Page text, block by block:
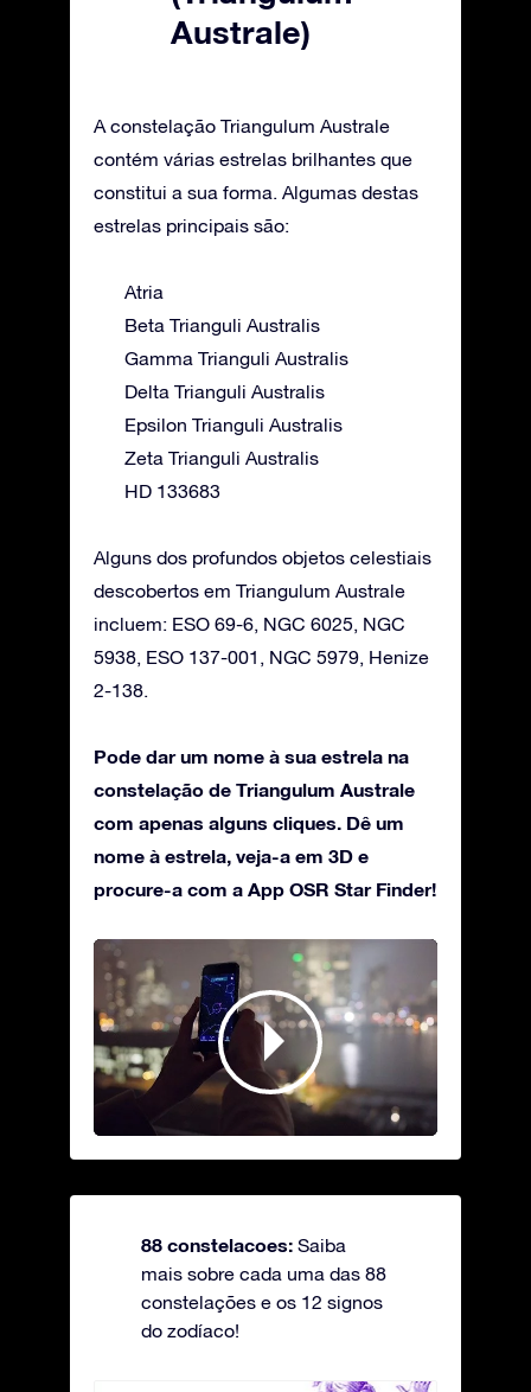
Australe)
A constelação Triangulum Australe
contém várias estrelas brilhantes que
constitui a sua forma. Algumas destas
estrelas principais são:
Atria
Beta Trianguli Australis
Gamma Trianguli Australis
Delta Trianguli Australis
Epsilon Trianguli Australis
Zeta Trianguli Australis
HD 133683
Alguns dos profundos objetos celestiais
descobertos em Triangulum Australe
incluem: ESO 69-6, NGC 6025, NGC
5938, ESO 137-001, NGC 5979, Henize
2-138.
Pode dar um nome à sua estrela na
constelação de Triangulum Australe
com apenas alguns cliques. Dê um
nome à estrela, veja-a em 3D e
procure-a com a App OSR Star Finder!
88 constelacoes: Saiba
mais sobre cada uma das 88
constelações e os 12 signos
do zodíaco!